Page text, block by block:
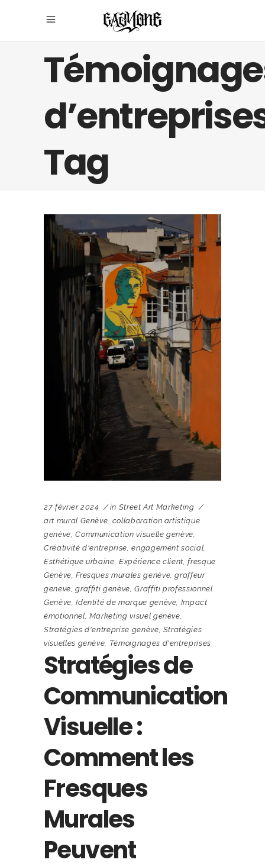
Tag
27 février 2024 in Street Art Marketing
art mural Genève collaboration artistique
genève ,Communication visuelle genève
Créativité d'entreprise ,engagement social
Esthétique urbaine ,Expérience client ,fresque
Genève ,Fresques murales genève ,graffeur
geneve ,graffiti genève ,Graffiti professionnel
Genève ,Identité de marque genève Impact
émotionnel Marketing visuel genève
Stratégies d'entreprise genève Stratégies
visuelles genève Témoignages d'entreprises
Stratégies de
Communication
Visuelle :
Comment les
Fresques
Murales
Peuvent